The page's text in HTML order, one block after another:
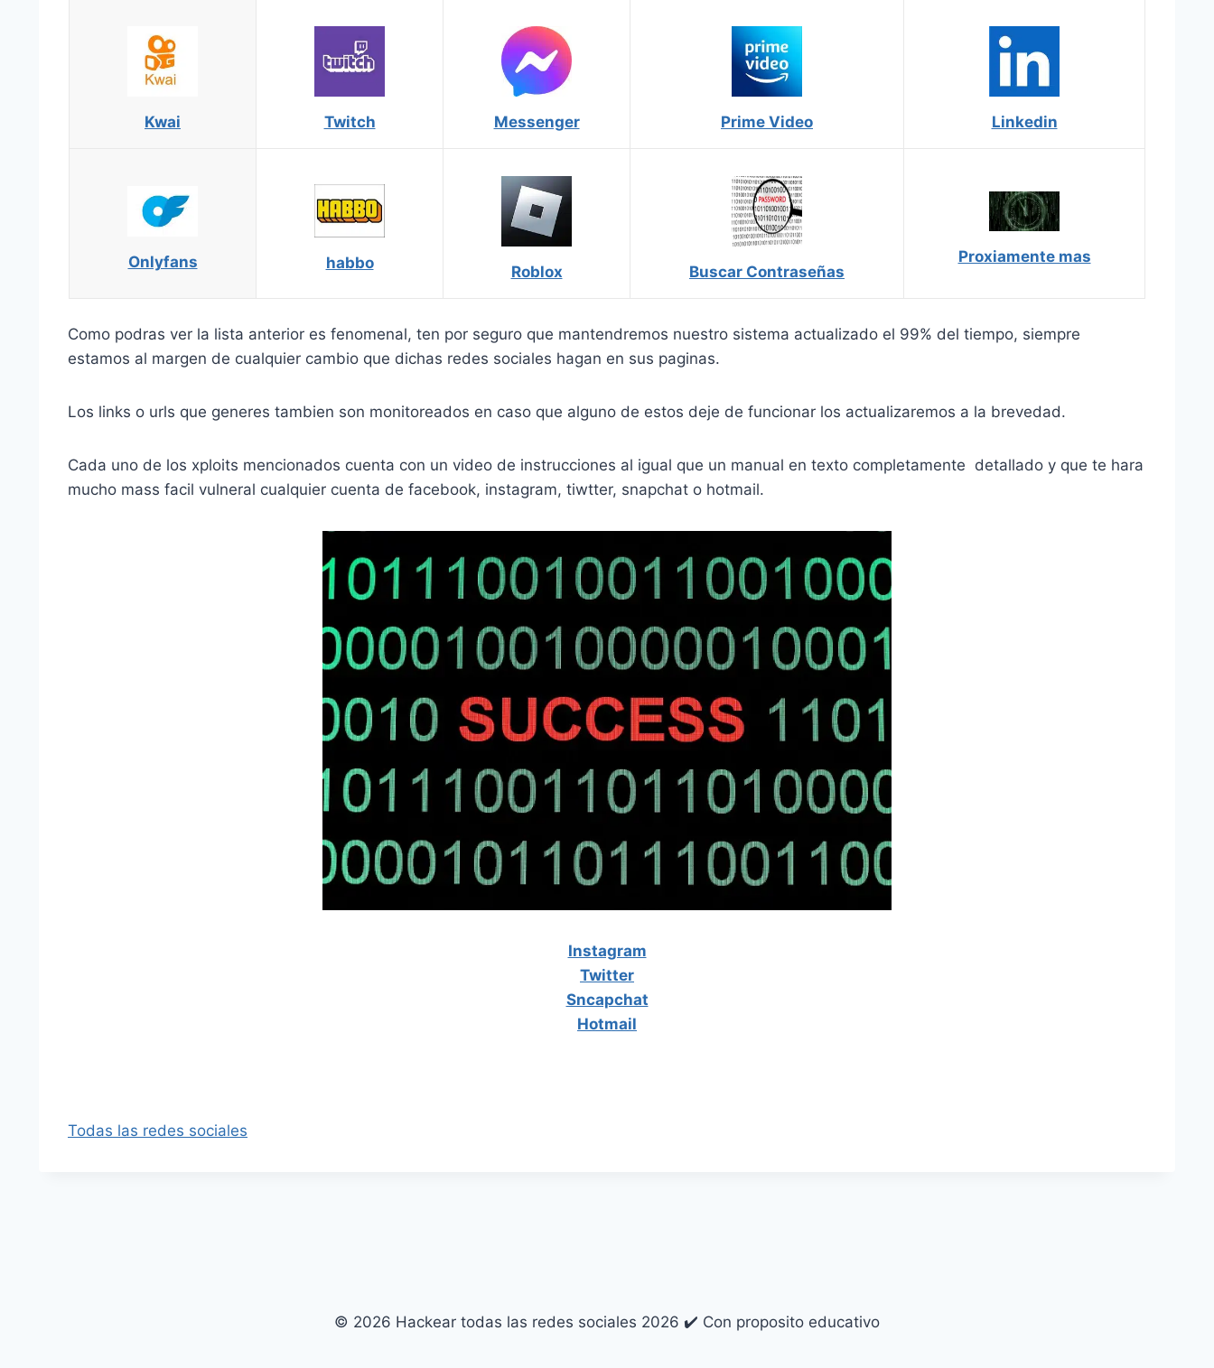
Kwai Twitch Messenger Prime Video Linkedin
Onlyfans habbo
Roblox Buscar Contraseñas
Proxiamente mas
Como podras ver la lista anterior es fenomenal, ten por seguro que mantendremos nuestro sistema actualizado el 99% del tiempo, siempre
estamos al margen de cualquier cambio que dichas redes sociales hagan en sus paginas.
Los links o urls que generes tambien son monitoreados en caso que alguno de estos deje de funcionar los actualizaremos a la brevedad.
Cada uno de los xploits mencionados cuenta con un video de instrucciones al igual que un manual en texto completamente detallado y que te hara
mucho mass facil vulneral cualquier cuenta de facebook, instagram, tiwtter, snapchat o hotmail.
Instagram
Twitter
Sncapchat
Hotmail
Todas las redes sociales
© 2026 Hackear todas las redes sociales 2026 ✔️ Con proposito educativo